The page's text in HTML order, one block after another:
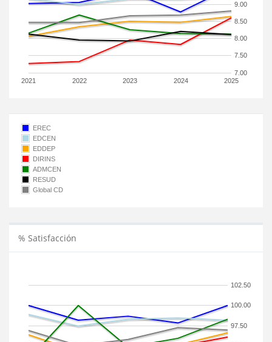
2021 2022 2023 2024 2025
7.00
7.50
8.00
8.50
9.00
EREC
EDCEN
EDDEP
DIRINS
ADMCEN
RESUD
Global CD
% Satisfacción
97.50
100.00
102.50